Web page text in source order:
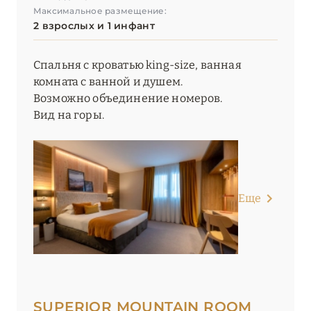
Le K2 Palace
Le Lodge Park
Le Palace de Menthon
Le Sarto
Le Strato
Le Val Thorens
Les 2 Chalets Les Apartments du Strato
Les Airelles Courchevel
Максимальное размещение:
2 взрослых и 1 инфант
Спальня с кроватью king-size, ванная
комната с ванной и душем.
Возможно объединение номеров.
Вид на горы.
Еще
SUPERIOR MOUNTAIN ROOM